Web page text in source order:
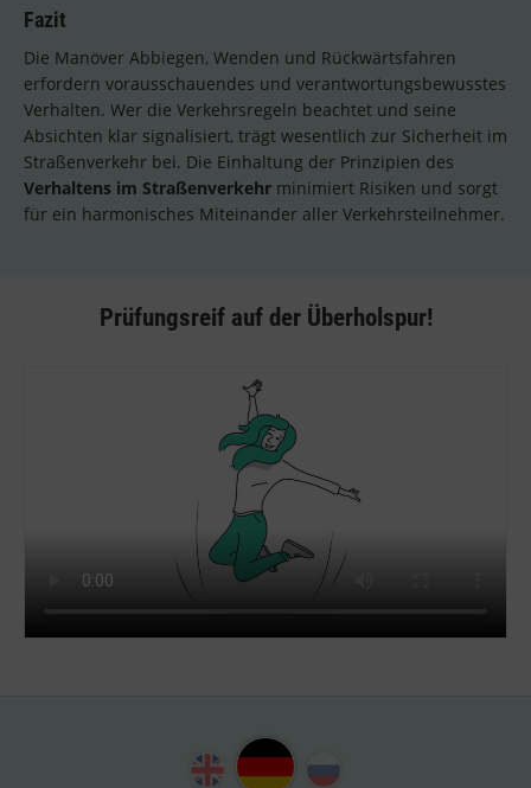
Fazit
Die Manöver Abbiegen, Wenden und Rückwärtsfahren
erfordern vorausschauendes und verantwortungsbewusstes
Verhalten. Wer die Verkehrsregeln beachtet und seine
Absichten klar signalisiert, trägt wesentlich zur Sicherheit im
Straßenverkehr bei. Die Einhaltung der Prinzipien des
Verhaltens im Straßenverkehr minimiert Risiken und sorgt
für ein harmonisches Miteinander aller Verkehrsteilnehmer.
Prüfungsreif auf der Überholspur!